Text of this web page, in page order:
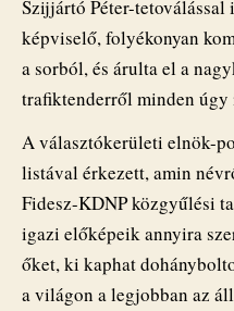
Szijjártó Péter-tetoválással
képviselő, folyékonyan
a sorból, és árulta el a
trafiktenderről minden
A választókerületi elnök-
listával érkezett, amin
Fidesz-KDNP közgyűlési
igazi előképeik annyira
őket, ki kaphat
a világon a legjobban az